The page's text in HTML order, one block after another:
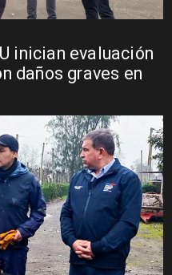
inician evaluación
daños graves en